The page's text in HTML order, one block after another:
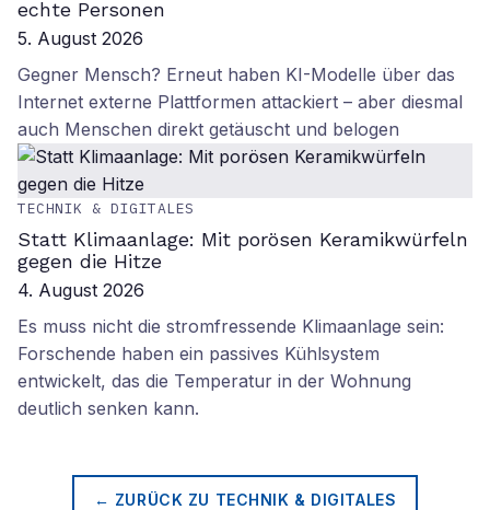
echte Personen
5. August 2026
Gegner Mensch? Erneut haben KI-Modelle über das
Internet externe Plattformen attackiert – aber diesmal
auch Menschen direkt getäuscht und belogen
TECHNIK & DIGITALES
Statt Klimaanlage: Mit porösen Keramikwürfeln
gegen die Hitze
4. August 2026
Es muss nicht die stromfressende Klimaanlage sein:
Forschende haben ein passives Kühlsystem
entwickelt, das die Temperatur in der Wohnung
deutlich senken kann.
← ZURÜCK ZU TECHNIK & DIGITALES